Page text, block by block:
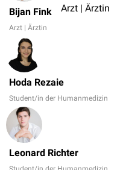
Bijan Fink
Arzt | Ärztin
Arzt | Ärztin
Hoda Rezaie
Student/in der Humanmedizin
Leonard Richter